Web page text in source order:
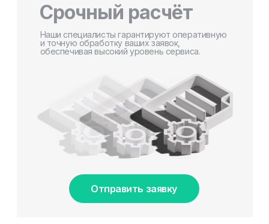
Срочный расчёт
Наши специалисты гарантируют оперативную
и точную обработку ваших заявок,
обеспечивая высокий уровень сервиса.
Отправить заявку